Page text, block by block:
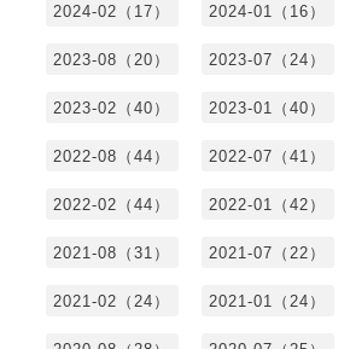
2024-02（17） 2024-01（16）
2023-08（20） 2023-07（24）
2023-02（40） 2023-01（40）
2022-08（44） 2022-07（41）
2022-02（44） 2022-01（42）
2021-08（31） 2021-07（22）
2021-02（24） 2021-01（24）